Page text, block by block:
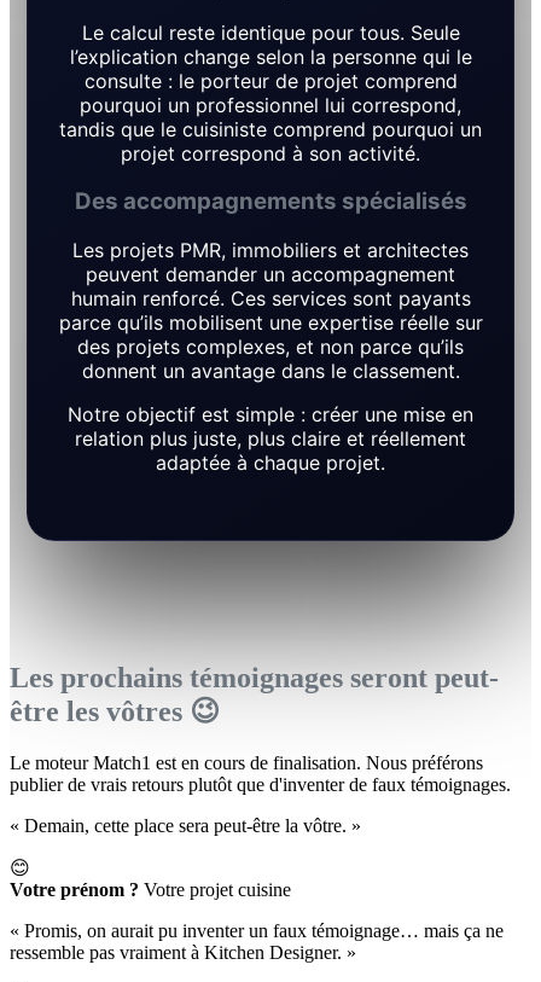
Le calcul reste identique pour tous. Seule
l’explication change selon la personne qui le
consulte : le porteur de projet comprend
pourquoi un professionnel lui correspond,
tandis que le cuisiniste comprend pourquoi un
projet correspond à son activité.
Des accompagnements spécialisés
Les projets PMR, immobiliers et architectes
peuvent demander un accompagnement
humain renforcé. Ces services sont payants
parce qu’ils mobilisent une expertise réelle sur
des projets complexes, et non parce qu’ils
donnent un avantage dans le classement.
Notre objectif est simple : créer une mise en
relation plus juste, plus claire et réellement
adaptée à chaque projet.
Les prochains témoignages seront peut-
être les vôtres 😉
Le moteur Match1 est en cours de finalisation. Nous préférons
publier de vrais retours plutôt que d'inventer de faux témoignages.
« Demain, cette place sera peut-être la vôtre. »
😊
Votre prénom ? Votre projet cuisine
« Promis, on aurait pu inventer un faux témoignage… mais ça ne
ressemble pas vraiment à Kitchen Designer. »